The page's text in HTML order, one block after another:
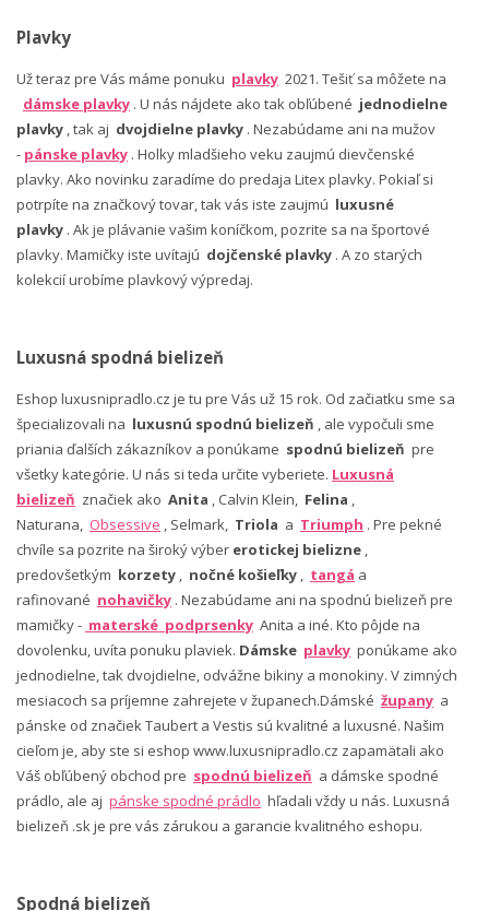
Plavky
Už teraz pre Vás máme ponuku plavky 2021. Tešiť sa môžete na
dámske plavky . U nás nájdete ako tak obľúbené jednodielne
plavky , tak aj dvojdielne plavky . Nezabúdame ani na mužov
- pánske plavky . Holky mladšieho veku zaujmú dievčenské
plavky. Ako novinku zaradíme do predaja Litex plavky. Pokiaľ si
potrpíte na značkový tovar, tak vás iste zaujmú luxusné
plavky . Ak je plávanie vašim koníčkom, pozrite sa na športové
plavky. Mamičky iste uvítajú dojčenské plavky . A zo starých
kolekcií urobíme plavkový výpredaj.
Luxusná spodná bielizeň
Eshop luxusnipradlo.cz je tu pre Vás už 15 rok. Od začiatku sme sa
špecializovali na luxusnú spodnú bielizeň , ale vypočuli sme
priania ďalších zákazníkov a ponúkame spodnú bielizeň pre
všetky kategórie. U nás si teda určite vyberiete. Luxusná
bielizeň značiek ako Anita , Calvin Klein, Felina ,
Naturana, Obsessive , Selmark, Triola a Triumph . Pre pekné
chvíle sa pozrite na široký výber erotickej bielizne ,
predovšetkým korzety , nočné košieľky , tangá a
rafinované nohavičky . Nezabúdame ani na spodnú bielizeň pre
mamičky - materské podprsenky Anita a iné. Kto pôjde na
dovolenku, uvíta ponuku plaviek. Dámske plavky ponúkame ako
jednodielne, tak dvojdielne, odvážne bikiny a monokiny. V zimných
mesiacoch sa príjemne zahrejete v županech.Dámské župany a
pánske od značiek Taubert a Vestis sú kvalitné a luxusné. Našim
cieľom je, aby ste si eshop www.luxusnipradlo.cz zapamätali ako
Váš obľúbený obchod pre spodnú bielizeň a dámske spodné
prádlo, ale aj pánske spodné prádlo hľadali vždy u nás. Luxusná
bielizeň .sk je pre vás zárukou a garancie kvalitného eshopu.
Spodná bielizeň